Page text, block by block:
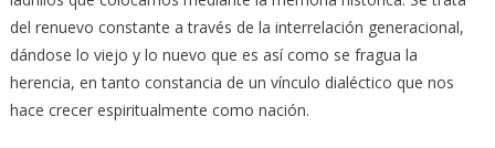
del renuevo constante a través de la interrelación generacional,
dándose lo viejo y lo nuevo que es así como se fragua la
herencia, en tanto constancia de un vínculo dialéctico que nos
hace crecer espiritualmente como nación.